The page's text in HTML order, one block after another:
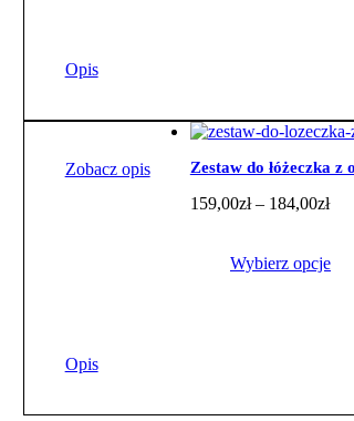
Opcje
wybrać
Opis
Zobacz opis Zestaw do łóżeczka
159,00zł – 184,00zł
Wybierz opcje
Opis